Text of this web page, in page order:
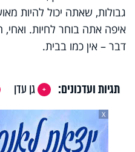
גבולות, שאתה יכול להיות
איפה אתה בוחר לחיות. ואחי,
דבר – אין כמו בבית.
תגיות ועדכונים: גן עדן
X